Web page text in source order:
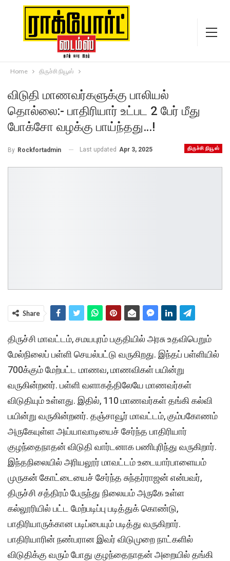
Home திருச்சி நியூஸ்
விடுதி மாணவர்களுக்கு பாலியல்
தொல்லை:- பாதிரியார் உட்பட 2 பேர் மீது
போக்சோ வழக்கு பாய்ந்தது…!
திருச்சி நியூஸ்
By Rockfortadmin Last updated Apr 3, 2025
Share
திருச்சி மாவட்டம், சமயபுரம் பகுதியில் அரசு உதவிபெறும்
மேல்நிலைப் பள்ளி செயல்பட்டு வருகிறது. இந்தப் பள்ளியில்
700க்கும் மேற்பட்ட மாணவ, மாணவிகள் பயின்று
வருகின்றனர். பள்ளி வளாகத்திலேயே மாணவர்கள்
விடுதியும் உள்ளது. இதில், 110 மாணவர்கள் தங்கி கல்வி
பயின்று வருகின்றனர். தஞ்சாவூர் மாவட்டம், கும்பகோணம்
அருகேயுள்ள அய்யாவாடியைச் சேர்ந்த பாதிரியார்
குழந்தைநாதன் விடுதி வார்டனாக பணிபுரிந்து வருகிறார்.
இந்தநிலையில் அரியலூர் மாவட்டம் உடையார்பாளையம்
முருகன் கோட்டையைச் சேர்ந்த சுந்தர்ராஜன் என்பவர்,
திருச்சி சத்திரம் பேருந்து நிலையம் அருகே உள்ள
கல்லூரியில் பட்ட மேற்படிப்பு படித்துக் கொண்டு,
பாதிரியாருக்கான படிப்பையும் படித்து வருகிறார்.
பாதிரியாரின் நண்பரான இவர் விடுமுறை நாட்களில்
விடுதிக்கு வரும் போது குழந்தைநாதன் அறையில் தங்கி